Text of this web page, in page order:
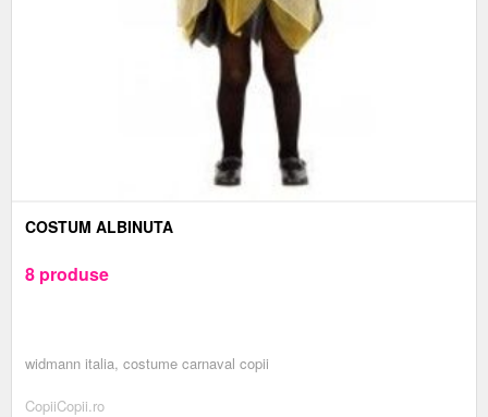
COSTUM ALBINUTA
8 produse
widmann italia, costume carnaval copii
CopiiCopii.ro